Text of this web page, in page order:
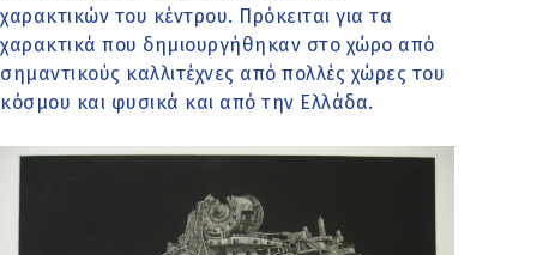
χαρακτικών του κέντρου. Πρόκειται για τα
χαρακτικά που δημιουργήθηκαν στο χώρο από
σημαντικούς καλλιτέχνες από πολλές χώρες του
κόσμου και φυσικά και από την Ελλάδα.